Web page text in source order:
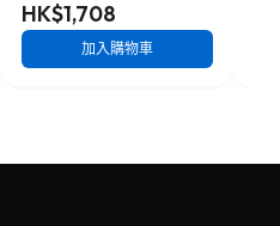
HK$1,708
加入購物車